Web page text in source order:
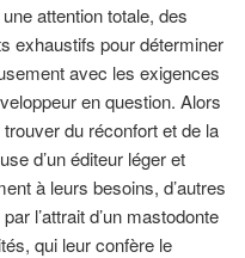
attention totale, des
exhaustifs pour déterminer
avec les exigences
en question. Alors
du réconfort et de la
d’un éditeur léger et
à leurs besoins, d’autres
l’attrait d’un mastodonte
qui leur confère le